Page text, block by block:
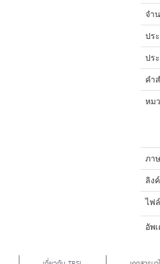
จำ
ปร
ปร
คำ
หม
ภา
ลิง
ไฟ
อัพ